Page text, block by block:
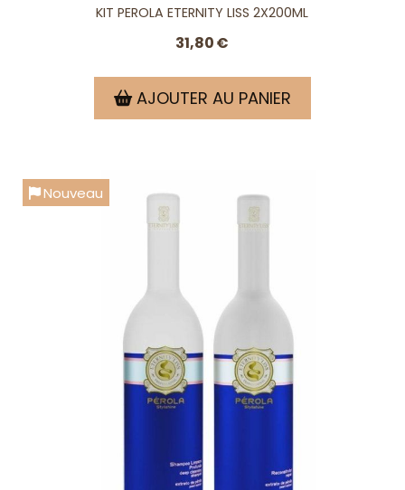
KIT PEROLA ETERNITY LISS 2X200ML
31,80€
AJOUTER AU PANIER
Nouveau